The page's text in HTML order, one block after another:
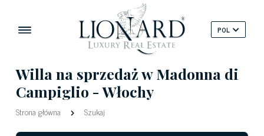
POL
Willa na sprzedaż w Madonna di
Campiglio - Włochy
Strona główna Szukaj